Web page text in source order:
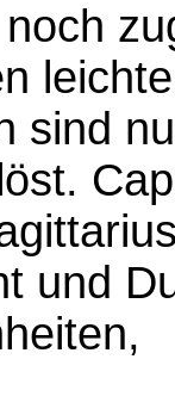
sind
und